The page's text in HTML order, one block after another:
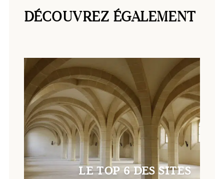
DÉCOUVREZ ÉGALEMENT
LE TOP 6 DES SITES